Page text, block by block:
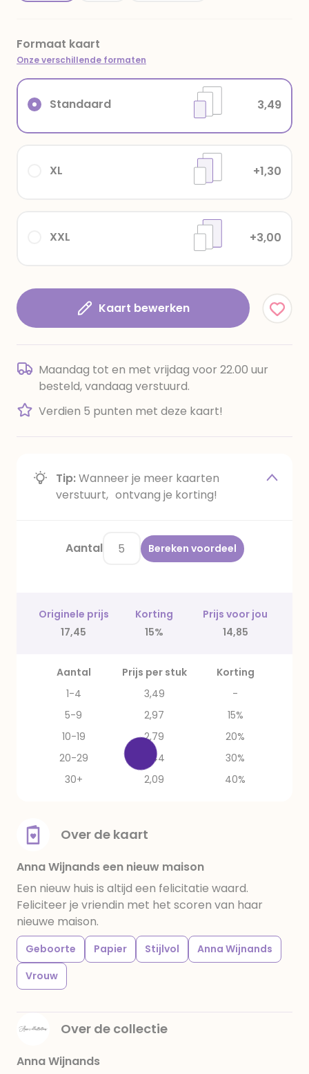
Formaat kaart
Onze verschillende formaten
XXL +3,00
XL +1,30
Standaard 3,49
Kaart bewerken
Maandag tot en met vrijdag voor 22.00 uur
besteld, vandaag verstuurd.
Verdien 5 punten met deze kaart!
Tip:Wanneer je meer kaarten
verstuurt, ontvang je korting!
Aantal Bereken voordeel
Originele prijs Korting
Prijs voor jou
17,45
15% 14,85
Aantal Prijs per stuk
Korting
1-4
3,49
-
5-9
2,97
15%
10-19
2,79
20%
20-29
2,44
30%
30+
2,09 40%
Over de kaart
Anna Wijnands een nieuw maison
Een nieuw huis is altijd een felicitatie waard.
Feliciteer je vriendin met het scoren van haar
nieuwe maison.
Geboorte Papier Stijlvol
Anna Wijnands
Vrouw
Over de collectie
Anna Wijnands